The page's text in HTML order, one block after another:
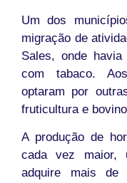
Um dos
migração de
Sales, onde
com tabaco.
optaram por
fruticultura e
A produção de
cada vez maior,
adquire mais de